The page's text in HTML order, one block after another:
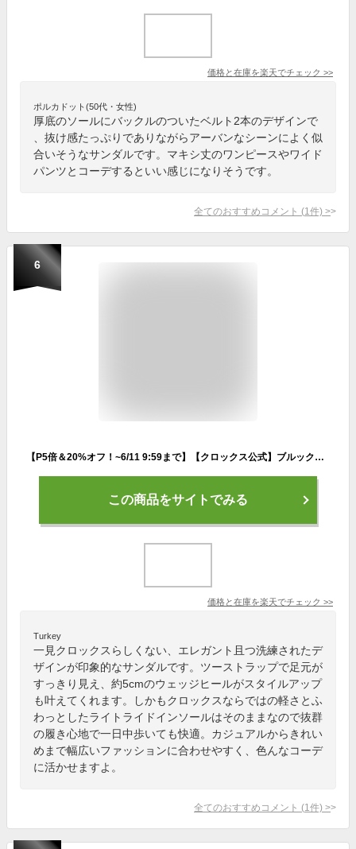
価格と在庫を楽天でチェック >>
ポルカドット(50代・女性)
厚底のソールにバックルのついたベルト2本のデザインで
、抜け感たっぷりでありながらアーバンなシーンによく似
合いそうなサンダルです。マキシ丈のワンピースやワイド
パンツとコーデするといい感じになりそうです。
全てのおすすめコメント (1 件) >
6
【P5倍＆20%オフ！~6/11 9:59まで】【クロックス公式】ブルックリン ロウ ウェッジ ウィメン 4.7cm Brooklyn Low Wedge / crocs レディース サンダル 2024CPN
この商品をサイトでみる
価格と在庫を楽天でチェック >>
Turkey
一見クロックスらしくない、エレガント且つ洗練されたデ
ザインが印象的なサンダルです。ツーストラップで足元が
すっきり見え、約5cmのウェッジヒールがスタイルアップ
も叶えてくれます。しかもクロックスならではの軽さとふ
わっとしたライトライドインソールはそのままなので抜群
の履き心地で一日中歩いても快適。カジュアルからきれい
めまで幅広いファッションに合わせやすく、色んなコーデ
に活かせますよ。
全てのおすすめコメント (1 件) >